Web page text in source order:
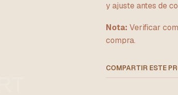
y ajuste antes de
Nota: Verificar
compra.
COMPARTIR ESTE